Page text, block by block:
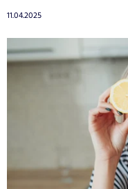
11.04.2025